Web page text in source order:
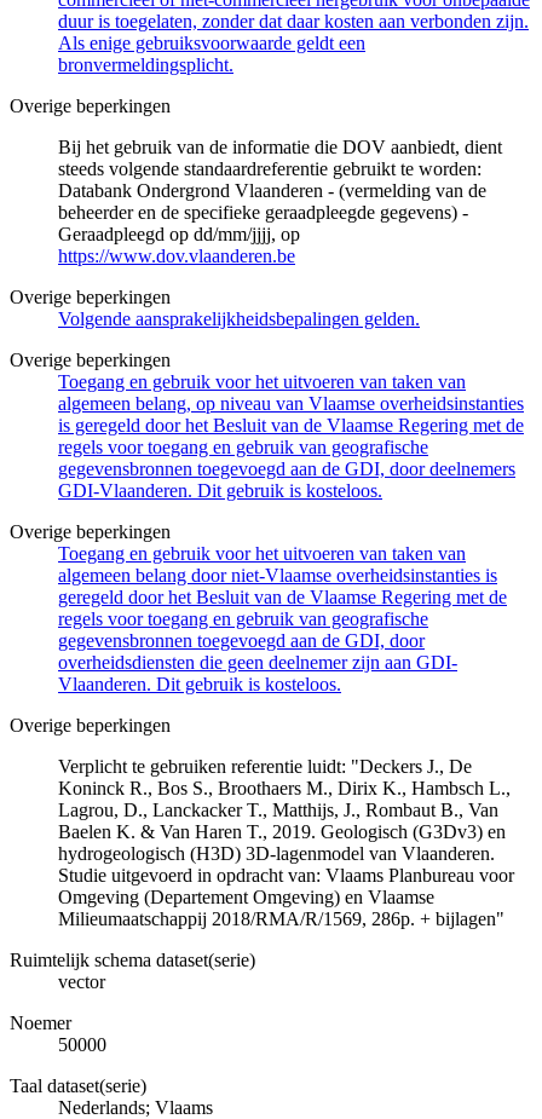
duur is toegelaten, zonder dat daar kosten aan verbonden zijn.
Als enige gebruiksvoorwaarde geldt een
bronvermeldingsplicht.
Overige beperkingen
Bij het gebruik van de informatie die DOV aanbiedt, dient
steeds volgende standaardreferentie gebruikt te worden:
Databank Ondergrond Vlaanderen - (vermelding van de
beheerder en de specifieke geraadpleegde gegevens) -
Geraadpleegd op dd/mm/jjjj, op
https://www.dov.vlaanderen.be
Overige beperkingen
Volgende aansprakelijkheidsbepalingen gelden.
Overige beperkingen
Toegang en gebruik voor het uitvoeren van taken van
algemeen belang, op niveau van Vlaamse overheidsinstanties
is geregeld door het Besluit van de Vlaamse Regering met de
regels voor toegang en gebruik van geografische
gegevensbronnen toegevoegd aan de GDI, door deelnemers
GDI-Vlaanderen. Dit gebruik is kosteloos.
Overige beperkingen
Toegang en gebruik voor het uitvoeren van taken van
algemeen belang door niet-Vlaamse overheidsinstanties is
geregeld door het Besluit van de Vlaamse Regering met de
regels voor toegang en gebruik van geografische
gegevensbronnen toegevoegd aan de GDI, door
overheidsdiensten die geen deelnemer zijn aan GDI-
Vlaanderen. Dit gebruik is kosteloos.
Overige beperkingen
Verplicht te gebruiken referentie luidt: "Deckers J., De
Koninck R., Bos S., Broothaers M., Dirix K., Hambsch L.,
Lagrou, D., Lanckacker T., Matthijs, J., Rombaut B., Van
Baelen K. & Van Haren T., 2019. Geologisch (G3Dv3) en
hydrogeologisch (H3D) 3D-lagenmodel van Vlaanderen.
Studie uitgevoerd in opdracht van: Vlaams Planbureau voor
Omgeving (Departement Omgeving) en Vlaamse
Milieumaatschappij 2018/RMA/R/1569, 286p. + bijlagen"
Ruimtelijk schema dataset(serie)
vector
Noemer
50000
Taal dataset(serie)
Nederlands; Vlaams